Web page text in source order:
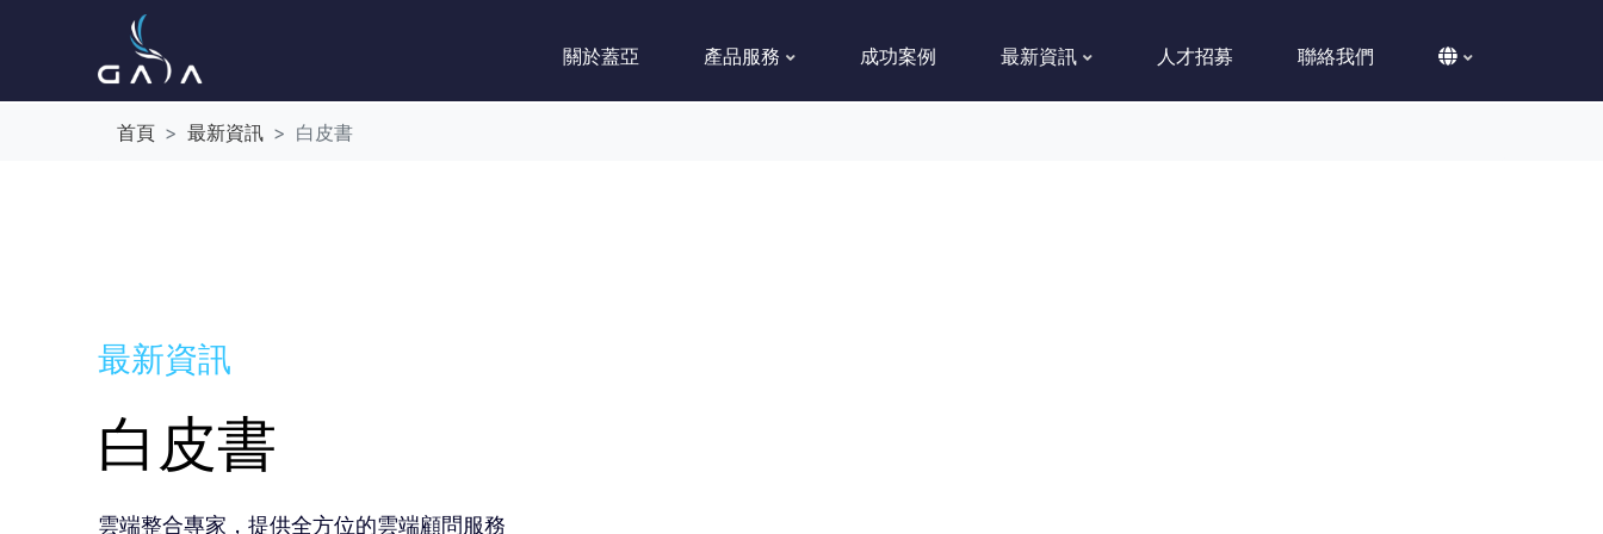
關於蓋亞 產品服務 成功案例 最新資訊 人才招募 聯絡我們
首頁 最新資訊 白皮書
最新資訊
白皮書
雲端整合專家，提供全方位的雲端顧問服務